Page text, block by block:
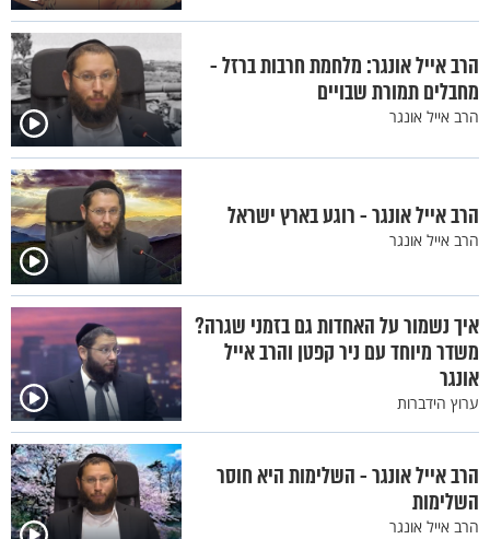
הרב אייל אונגר: מלחמת חרבות ברזל -
מחבלים תמורת שבויים
הרב אייל אונגר
הרב אייל אונגר - רוגע בארץ ישראל
הרב אייל אונגר
איך נשמור על האחדות גם בזמני שגרה?
משדר מיוחד עם ניר קפטן והרב אייל
אונגר
ערוץ הידברות
הרב אייל אונגר - השלימות היא חוסר
השלימות
הרב אייל אונגר